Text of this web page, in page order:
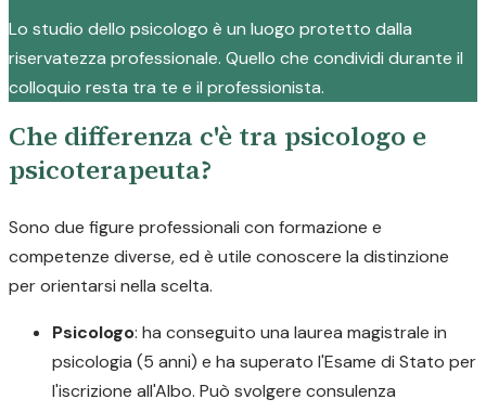
Lo studio dello psicologo è un luogo protetto dalla
riservatezza professionale. Quello che condividi durante il
colloquio resta tra te e il professionista.
Che differenza c'è tra psicologo e
psicoterapeuta?
Sono due figure professionali con formazione e
competenze diverse, ed è utile conoscere la distinzione
per orientarsi nella scelta.
Psicologo: ha conseguito una laurea magistrale in
psicologia (5 anni) e ha superato l'Esame di Stato per
l'iscrizione all'Albo. Può svolgere consulenza